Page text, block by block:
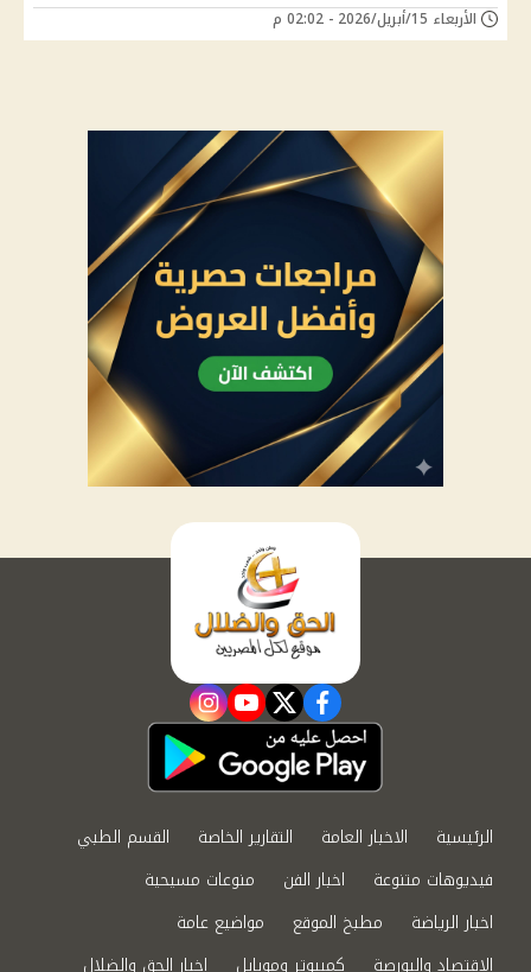
الأربعاء 15/أبريل/2026 - 02:02 م
facebook
twitter
youtube
instagram
الرئيسية الاخبار العامة التقارير الخاصة
القسم الطبي
فيديوهات متنوعة
اخبار الفن
منوعات مسيحية
اخبار الرياضة
مطبخ الموقع
مواضيع عامة
الاقتصاد والبورصة
كمبيوتر وموبايل اخبار الحق والضلال